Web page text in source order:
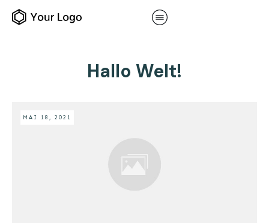
Hallo Welt!
MAI 18, 2021